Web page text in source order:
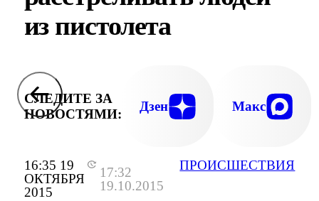
16:35 19
ОКТЯБРЯ
2015
17:32
19.10.2015
ПРОИСШЕСТВИЯ
из пистолета
СЛЕДИТЕ ЗА
НОВОСТЯМИ:
Дзен Макс